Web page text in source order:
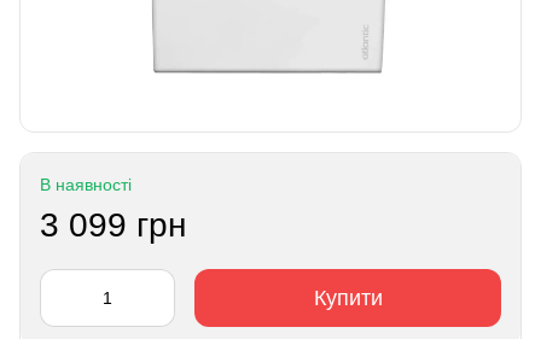
В наявності
3 099 грн
Купити